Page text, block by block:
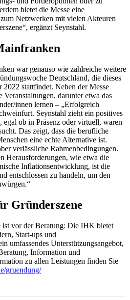
bietet die Messe eine
Netzwerken mit vielen Akteuren
ergänzt Seynstahl.
war genauso wie zahlreiche weitere
Deutschland, die dieses
stattfindet. Neben der Messe
darunter etwa das
innen lernen – „Erfolgreich
Seynstahl zieht ein positives
egal ob in Präsenz oder virtuell, waren
Das zeigt, dass die berufliche
eine echte Alternative ist.
verlässliche Rahmenbedingungen.
Herausforderungen, wie etwa die
Inflationsentwicklung, ist die
entschlossen zu handeln, um den
Gründerszene
ist vor der Beratung: Die IHK bietet
Start-ups und
umfassendes Unterstützungsangebot,
Information und
zu allen Leistungen finden Sie
gruendung/